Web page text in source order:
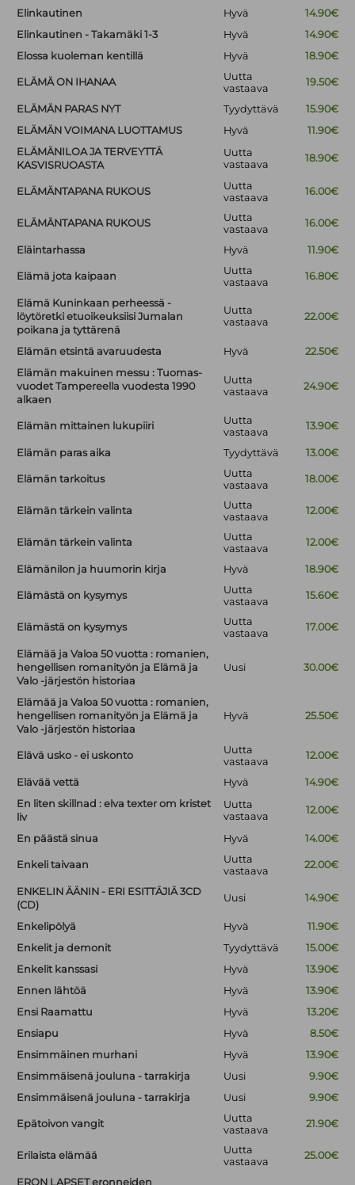
Elinkautinen Hyvä
14.90€
Elinkautinen - Takamäki 1-3
Hyvä
14.90€
Elossa kuoleman kentillä
Hyvä 18.90€
ELÄMÄ ON IHANAA
Uutta
vastaava
19.50€
ELÄMÄN PARAS NYT Tyydyttävä
15.90€
ELÄMÄN VOIMANA LUOTTAMUS
Hyvä
11.90€
ELÄMÄNILOA JA TERVEYTTÄ
KASVISRUOASTA
Uutta
vastaava
18.90€
ELÄMÄNTAPANA RUKOUS
Uutta
vastaava
16.00€
ELÄMÄNTAPANA RUKOUS
Uutta
vastaava
16.00€
Eläintarhassa Hyvä 11.90€
Elämä jota kaipaan
Uutta
vastaava
16.80€
Elämä Kuninkaan perheessä -
löytöretki etuoikeuksiisi Jumalan
poikana ja tyttärenä
Uutta
vastaava
22.00€
Elämän etsintä avaruudesta Hyvä
22.50€
Elämän makuinen messu : Tuomas-
vuodet Tampereella vuodesta 1990
alkaen
Uutta
vastaava
24.90€
Elämän mittainen lukupiiri
Uutta
vastaava
13.90€
Elämän paras aika Tyydyttävä 13.00€
Elämän tarkoitus
Uutta
vastaava
18.00€
Elämän tärkein valinta
Uutta
vastaava
12.00€
Elämän tärkein valinta
Uutta
vastaava
12.00€
Elämänilon ja huumorin kirja Hyvä 18.90€
Elämästä on kysymys
Uutta
vastaava
15.60€
Elämästä on kysymys
Uutta
vastaava
17.00€
Elämää ja Valoa 50 vuotta : romanien,
hengellisen romanityön ja Elämä ja
Valo -järjestön historiaa
Uusi 30.00€
Elämää ja Valoa 50 vuotta : romanien,
hengellisen romanityön ja Elämä ja
Valo -järjestön historiaa
Hyvä 25.50€
Elävä usko - ei uskonto
Uutta
vastaava
12.00€
Elävää vettä Hyvä
14.90€
En liten skillnad : elva texter om kristet
liv
Uutta
vastaava
12.00€
En päästä sinua Hyvä 14.00€
Enkeli taivaan
Uutta
vastaava
22.00€
ENKELIN ÄÄNIN - ERI ESITTÄJIÄ 3CD
(CD)
Uusi 14.90€
Enkelipölyä Hyvä
11.90€
Enkelit ja demonit
Tyydyttävä
15.00€
Enkelit kanssasi
Hyvä
13.90€
Ennen lähtöä
Hyvä
13.90€
Ensi Raamattu
Hyvä
13.20€
Ensiapu
Hyvä
8.50€
Ensimmäinen murhani
Hyvä
13.90€
Ensimmäisenä jouluna - tarrakirja
Uusi
9.90€
Ensimmäisenä jouluna - tarrakirja
Uusi 9.90€
Epätoivon vangit
Uutta
vastaava
21.90€
Erilaista elämää
Uutta
vastaava
25.00€
ERON LAPSET eronneiden